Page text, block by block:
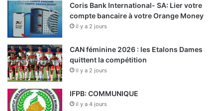
Coris Bank International- SA: Lier votre
compte bancaire à votre Orange Money
il y a 2 jours
CAN féminine 2026 : les Etalons Dames
quittent la compétition
il y a 2 jours
IFPB: COMMUNIQUE
il y a 4 jours